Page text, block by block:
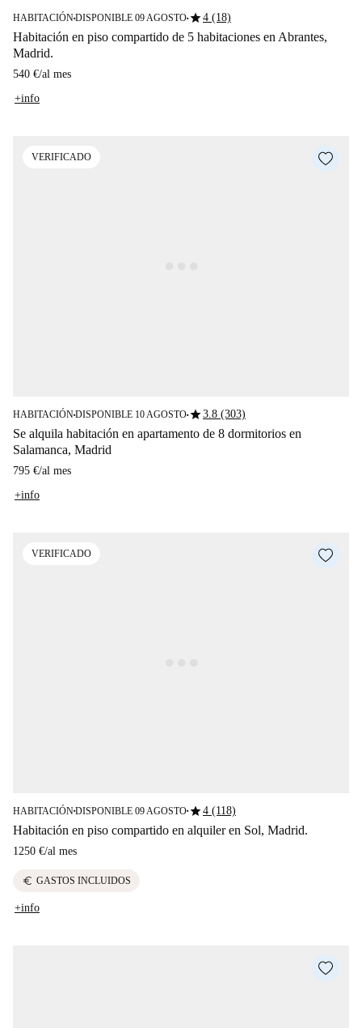
HABITACIÓN■DISPONIBLE 09 AGOSTO■star4 (18)
Habitación en piso compartido de 5 habitaciones en Abrantes,
Madrid.
540 €/al mes
+info
VERIFICADO
HABITACIÓN■DISPONIBLE 10 AGOSTO■star3.8 (303)
Se alquila habitación en apartamento de 8 dormitorios en
Salamanca, Madrid
795 €/al mes
+info
VERIFICADO
HABITACIÓN■DISPONIBLE 09 AGOSTO■star4 (118)
Habitación en piso compartido en alquiler en Sol, Madrid.
1250 €/al mes
euro GASTOS INCLUIDOS
+info